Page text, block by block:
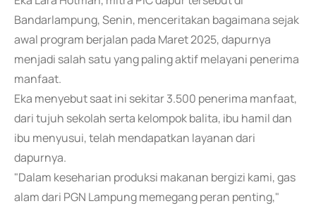
Bandarlampung, Senin, menceritakan bagaimana sejak
awal program berjalan pada Maret 2025, dapurnya
menjadi salah satu yang paling aktif melayani penerima
manfaat.
Eka menyebut saat ini sekitar 3.500 penerima manfaat,
dari tujuh sekolah serta kelompok balita, ibu hamil dan
ibu menyusui, telah mendapatkan layanan dari
dapurnya.
"Dalam keseharian produksi makanan bergizi kami, gas
alam dari PGN Lampung memegang peran penting,"